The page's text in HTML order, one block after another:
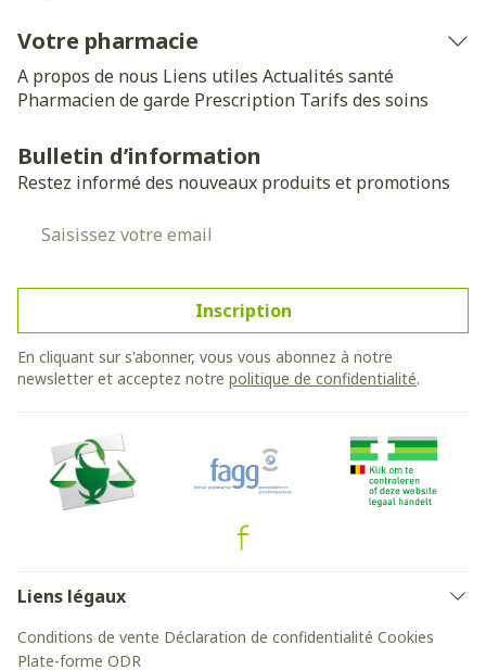
Votre pharmacie
A propos de nous Liens utiles Actualités santé
Pharmacien de garde Prescription Tarifs des soins
Bulletin d’information
Restez informé des nouveaux produits et promotions
Inscription
En cliquant sur s'abonner, vous vous abonnez à notre
newsletter et acceptez notre politique de confidentialité.
Liens légaux
Conditions de vente Déclaration de confidentialité Cookies
Plate-forme ODR